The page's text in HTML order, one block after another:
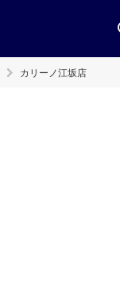
カリーノ江坂店